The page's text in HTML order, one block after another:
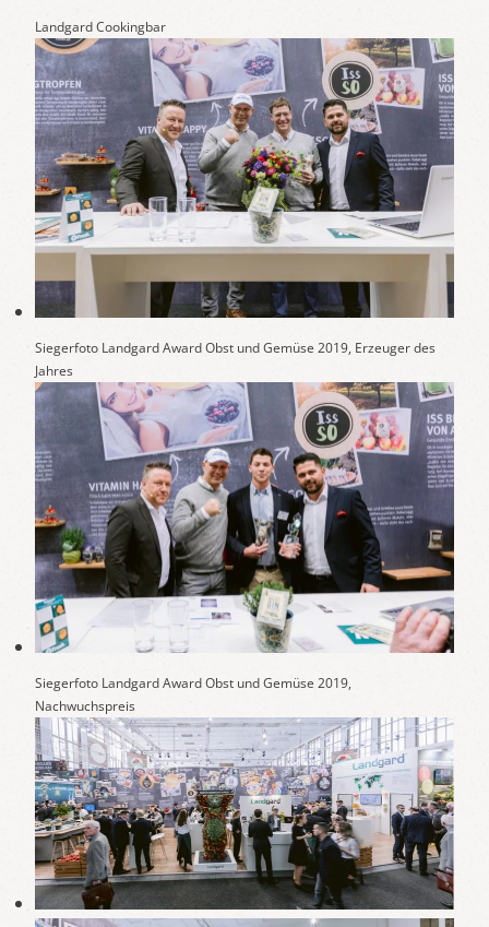
Landgard Cookingbar
Siegerfoto Landgard Award Obst und Gemüse 2019, Erzeuger des
Jahres
Siegerfoto Landgard Award Obst und Gemüse 2019,
Nachwuchspreis